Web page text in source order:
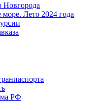
Новгорода
Лето 2024 года
РФ